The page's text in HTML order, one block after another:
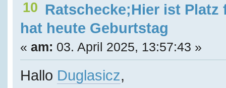
10 Ratschecke;Hier ist
hat heute Geburtstag
« am: 03. April 2025, 13:57:43 »
Hallo Duglasicz,